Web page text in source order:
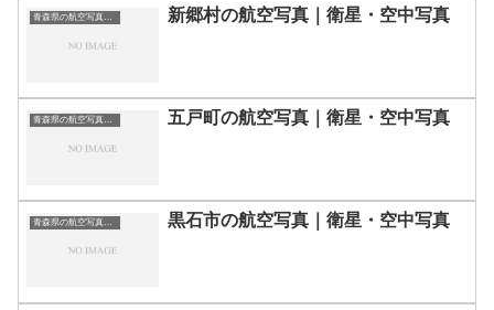
青森県の航空写真・空中写真 新郷村の航空写真｜衛星・空中写真
青森県の航空写真・空中写真 五戸町の航空写真｜衛星・空中写真
青森県の航空写真・空中写真 黒石市の航空写真｜衛星・空中写真